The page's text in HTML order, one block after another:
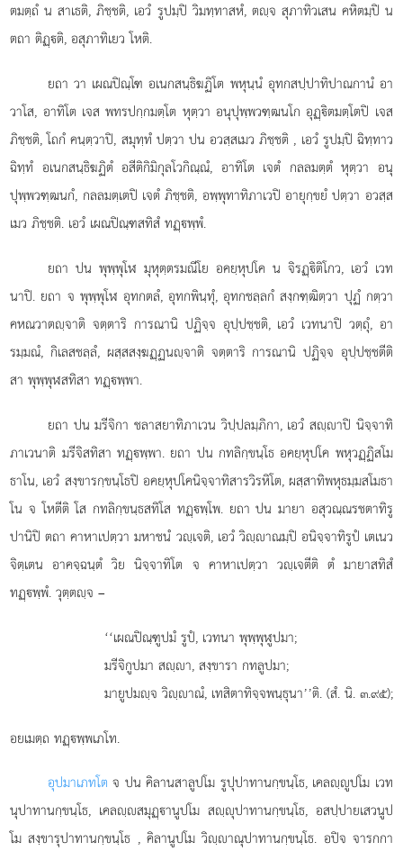
ตมตฺถํ น สาเธติ, ภิชฺชติ, เอวํ รูปมฺปิ วิมทฺทาสหํ, ตฺจ สุภาทิวเสน คหิตมฺปิ น
ตถา ติฏฺติ, อสุภาทิเยว โหติ.
ยถา วา เผณปิณฺโฑ อเนกสนฺธิฆฏิโต พหุนฺนํ อุทกสปฺปาทิปาณกานํ อา
วาโส, อาทิโต เจส พทรปกฺกมตฺโต หุตฺวา อนุปุพฺพวฑฺฒนโก อุฏฺิตมตฺโตปิ เจส
ภิชฺชติ, โถกํ คนฺตฺวาปิ, สมุทฺทํ ปตฺวา ปน อวสฺสเมว ภิชฺชติ , เอวํ รูปมฺปิ ฉิทฺทาว
ฉิทฺทํ อเนกสนฺธิฆฏิตํอสีติกิมิกุลโวกิณฺณํ, อาทิโต เจตํ กลลมตฺตํ หุตฺวา อนุ
ปุพฺพวฑฺฒนกํ, กลลมตฺเตปิ เจตํ ภิชฺชติ, อพฺพุทาทิภาเวปิ อายุกฺขยํ ปตฺวา อวสฺส
เมว ภิชฺชติ. เอวํ เผณปิณฺฑสทิสํ ทฏฺพฺพํ.
ยถา ปน พุพฺพุโฬ มุหุตฺตรมณีโย อคยฺหุปโค น จิรฏฺิติโกว, เอวํ เวท
นาปิ. ยถา จ พุพฺพุโฬ อุทกตลํ, อุทกพินฺทุํ, อุทกชลฺลกํ สงฺกฑฺฒิตฺวา ปุฏํ กตฺวา
คหณวาตฺจาติ จตฺตาริ การณานิ ปฏิจฺจ อุปฺปชฺชติ, เอวํ เวทนาปิ วตฺถุํ, อา
รมฺมณํ, กิเลสชลฺลํ, ผสฺสสงฺฆฏฺฏนฺจาติ จตฺตาริ การณานิ ปฏิจฺจ อุปฺปชฺชตีติ
สา พุพฺพุฬสทิสา ทฏฺพฺพา.
ยถา ปน มรีจิกา ชลาสยาทิภาเวน วิปฺปลมฺภิกา, เอวํ สฺาปิ นิจฺจาทิ
ภาเวนาติ มรีจิสทิสา ทฏฺพฺพา. ยถา ปน กทลิกฺขนฺโธ อคยฺหุปโค พหุวฏฺฏิสโม
ธาโน, เอวํ สงฺขารกฺขนฺโธปิ อคยฺหุปโคนิจฺจาทิสารวิรหิโต, ผสฺสาทิพหุธมฺมสโมธา
โน จ โหตีติ โส กทลิกฺขนฺธสทิโส ทฏฺพฺโพ. ยถา ปน มายา อสุวณฺณรชตาทิรู
ปานิปิ ตถา คาหาเปตฺวา มหาชนํ วฺเจติ, เอวํ วิฺาณมฺปิ อนิจฺจาทิรูปํ เตเนว
จิตฺเตน อาคจฺฉนฺตํ วิย นิจฺจาทิโต จ คาหาเปตฺวา วฺเจตีติ ตํ มายาสทิสํ
ทฏฺพฺพํ. วุตฺตฺจ –
‘‘เผณปิณฺฑูปมํ รูปํ, เวทนา พุพฺพุฬูปมา;
มรีจิกูปมา สฺา, สงฺขารา กทลูปมา;
มายูปมฺจ วิฺาณํ, เทสิตาทิจฺจพนฺธุนา’’ติ. (สํ. นิ. ๓.๙๕);
อยเมตฺถ ทฏฺพฺพเภโท.
อุปมาเภทโต จ ปน คิลานสาลูปโม รูปุปาทานกฺขนฺโธ, เคลฺูปโม เวท
นุปาทานกฺขนฺโธ, เคลฺสมุฏฺานูปโม สฺุปาทานกฺขนฺโธ, อสปฺปายเสวนูป
โม สงฺขารุปาทานกฺขนฺโธ , คิลานูปโม วิฺาณุปาทานกฺขนฺโธ. อปิจ จารกกา